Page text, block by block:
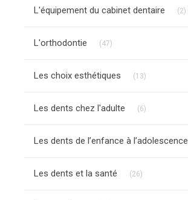
L'équipement du cabinet dentaire (2)
L'orthodontie (47)
Les choix esthétiques (13)
Les dents chez l'adulte (6)
Les dents de l’enfance à l’adolescence
Les dents et la santé (26)